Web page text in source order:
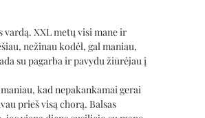
vardą. XXL metų visi mane ir
nežinau kodėl, gal maniau,
su pagarba ir pavydu žiūrėjau į
kad nepakankamai gerai
prieš visą chorą. Balsas